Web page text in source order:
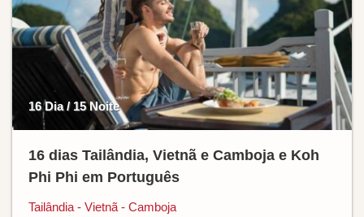
16 Dia / 15 Noite
16 dias Tailândia, Vietnã e Camboja e Koh
Phi Phi em Português
Tailândia - Vietnã - Camboja